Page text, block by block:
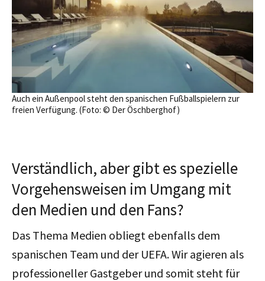
Auch ein Außenpool steht den spanischen Fußballspielern zur
freien Verfügung. (Foto: © Der Öschberghof)
Verständlich, aber gibt es spezielle
Vorgehensweisen im Umgang mit
den Medien und den Fans?
Das Thema Medien obliegt ebenfalls dem
spanischen Team und der UEFA. Wir agieren als
professioneller Gastgeber und somit steht für